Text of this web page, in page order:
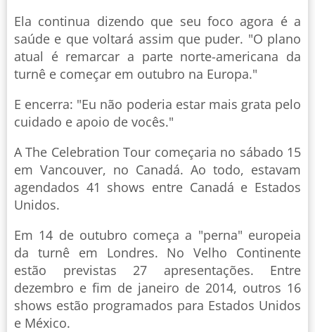
Ela continua dizendo que seu foco agora é a
saúde e que voltará assim que puder. "O plano
atual é remarcar a parte norte-americana da
turnê e começar em outubro na Europa."
E encerra: "Eu não poderia estar mais grata pelo
cuidado e apoio de vocês."
A The Celebration Tour começaria no sábado 15
em Vancouver, no Canadá. Ao todo, estavam
agendados 41 shows entre Canadá e Estados
Unidos.
Em 14 de outubro começa a "perna" europeia
da turnê em Londres. No Velho Continente
estão previstas 27 apresentações. Entre
dezembro e fim de janeiro de 2014, outros 16
shows estão programados para Estados Unidos
e México.